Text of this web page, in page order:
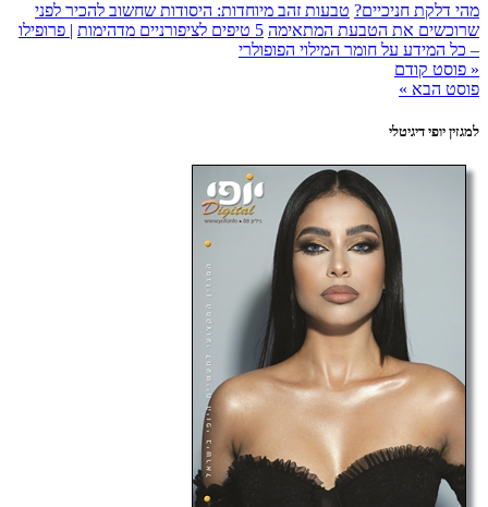
מהי דלקת חניכיים? טבעות זהב מיוחדות: היסודות שחשוב להכיר לפני
שרוכשים את הטבעת המתאימה 5 טיפים לציפורניים מדהימות
| פרופילו
– כל המידע על חומר המילוי הפופולרי
« פוסט קודם
פוסט הבא »
למגזין יופי דיגיטלי